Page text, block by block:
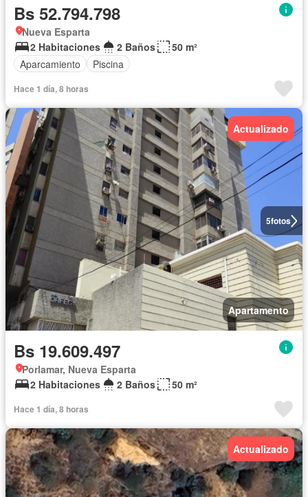
Bs 52.794.798
Nueva Esparta
2 Habitaciones
2 Baños
50 m²
Aparcamiento
Piscina
Hace 1 día, 8 horas
5fotos
Actualizado
Apartamento
Bs 19.609.497
Porlamar, Nueva Esparta
2 Habitaciones
2 Baños 50 m²
Hace 1 día, 8 horas
Actualizado